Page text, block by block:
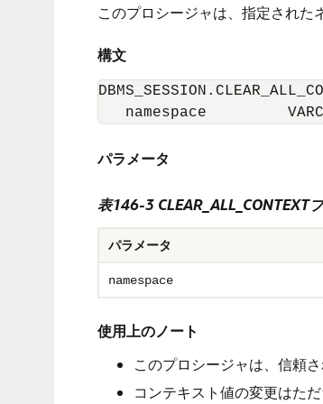
このプロシージャは、指定された
構文
namespace
パラメータ
表146-3 CLEAR_ALL_CONTEXT
パラメータ
namespace
使用上のノート
このプロシージャは、信頼
コンテキスト値の変更はただ